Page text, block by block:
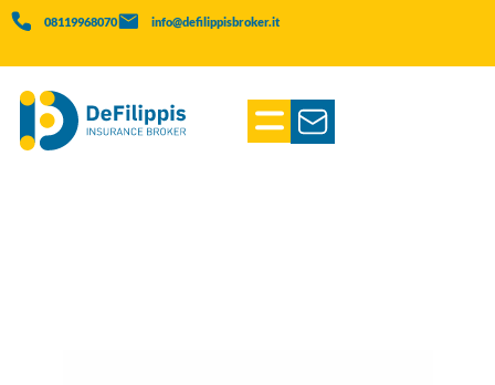
08119968070 info@defilippisbroker.it